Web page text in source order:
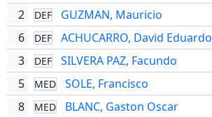
2
DEF
GUZMAN, Mauricio
6
DEF
ACHUCARRO, David Eduardo
3
DEF
SILVERA PAZ, Facundo
5
MED
SOLE, Francisco
8
MED
BLANC, Gaston Oscar